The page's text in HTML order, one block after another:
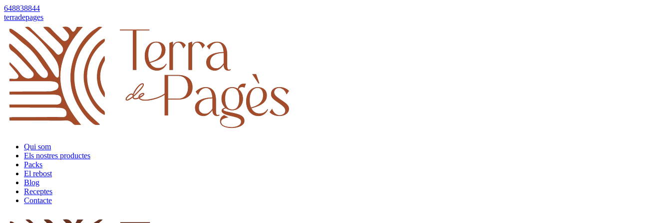
648838844
terradepages
Qui som
Els nostres productes
Packs
El rebost
Blog
Receptes
Contacte